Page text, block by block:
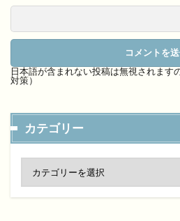
日本語が含まれない投稿は無視されます
対策）
カテゴリー